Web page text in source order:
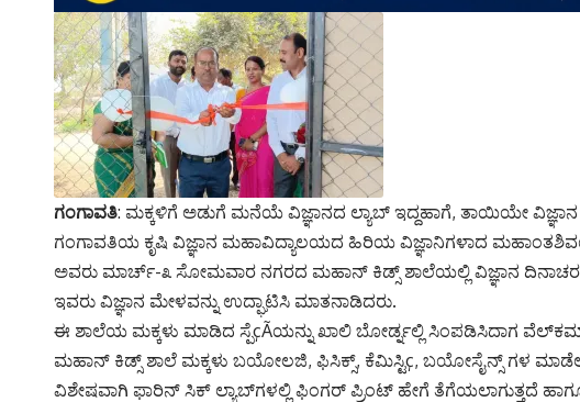
ಗಂಗಾವತಿ: ಮಕ್ಕಳಿಗೆ ಅಡುಗೆ ಮನೆಯೆ ವಿಜ್ಞಾನದ ಲ್ಯಾಬ್ ಇದ್ದಹಾಗೆ, ತಾಯಿಯೇ ವಿಜ್ಞಾನ
ಗಂಗಾವತಿಯ ಕೃಷಿ ವಿಜ್ಞಾನ ಮಹಾವಿದ್ಯಾಲಯದ ಹಿರಿಯ ವಿಜ್ಞಾನಿಗಳಾದ
ಅವರು ಮಾರ್ಚ್-೩ ಸೋಮವಾರ ನಗರದ ಮಹಾನ್ ಕಿಡ್ಸ್ ಶಾಲೆಯಲ್ಲಿ ವಿಜ್ಞಾನ
ಇವರು ವಿಜ್ಞಾನ ಮೇಳವನ್ನು ಉದ್ಘಾಟಿಸಿ ಮಾತನಾಡಿದರು.
ಈ ಶಾಲೆಯ ಮಕ್ಕಳು ಮಾಡಿದ ಸ್ಪೆçÃಯನ್ನು ಖಾಲಿ ಬೋರ್ಡ್ನಲ್ಲಿ ಸಿಂಪಡಿಸಿದಾಗ
ಮಹಾನ್ ಕಿಡ್ಸ್ ಶಾಲೆ ಮಕ್ಕಳು ಬಯೋಲಜಿ, ಫಿಸಿಕ್ಸ್, ಕೆಮಿಸ್ಟಿç, ಬಯೋಸೈನ್ಸ್ ಗಳ
ವಿಶೇಷವಾಗಿ ಫಾರಿನ್ ಸಿಕ್ ಲ್ಯಾಬ್‌ಗಳಲ್ಲಿ ಫಿಂಗರ್ ಪ್ರಿಂಟ್ ಹೇಗೆ ತೆಗೆಯಲಾಗುತ್ತದೆ ಹಾಗೂ